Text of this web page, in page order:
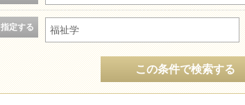
指定する 福祉学
この条件で検索する